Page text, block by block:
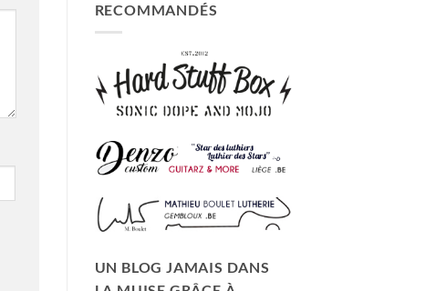
RECOMMANDÉS
UN BLOG JAMAIS DANS